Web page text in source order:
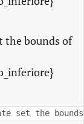
the bounds of
set the